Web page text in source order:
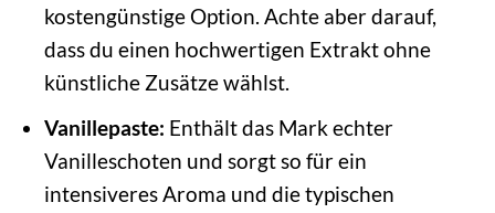
kostengünstige Option. Achte aber darauf,
dass du einen hochwertigen Extrakt ohne
künstliche Zusätze wählst.
Vanillepaste: Enthält das Mark echter
Vanilleschoten und sorgt so für ein
intensiveres Aroma und die typischen